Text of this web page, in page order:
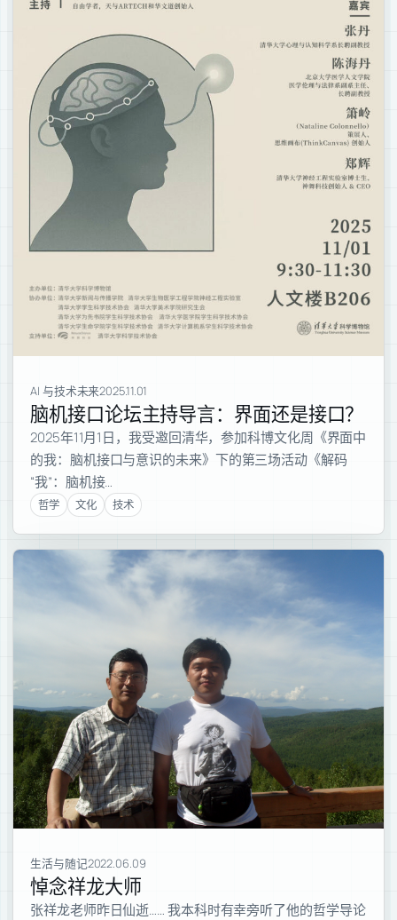
AI 与技术未来2025.11.01
脑机接口论坛主持导言：界面还是接口？
2025年11月1日，我受邀回清华，参加科博文化周《界面中
的我：脑机接口与意识的未来》下的第三场活动《解码
“我”：脑机接…
哲学 文化 技术
生活与随记2022.06.09
悼念祥龙大师
张祥龙老师昨日仙逝…… 我本科时有幸旁听了他的哲学导论